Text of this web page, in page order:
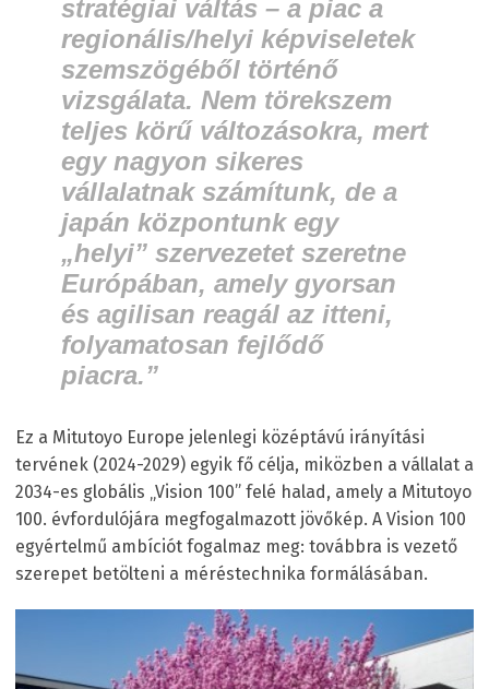
stratégiai váltás – a piac a
regionális/helyi képviseletek
szemszögéből történő
vizsgálata. Nem törekszem
teljes körű változásokra, mert
egy nagyon sikeres
vállalatnak számítunk, de a
japán központunk egy
„helyi” szervezetet szeretne
Európában, amely gyorsan
és agilisan reagál az itteni,
folyamatosan fejlődő
piacra.”
Ez a Mitutoyo Europe jelenlegi középtávú irányítási
tervének (2024-2029) egyik fő célja, miközben a vállalat a
2034-es globális „Vision 100” felé halad, amely a Mitutoyo
100. évfordulójára megfogalmazott jövőkép. A Vision 100
egyértelmű ambíciót fogalmaz meg: továbbra is vezető
szerepet betölteni a méréstechnika formálásában.